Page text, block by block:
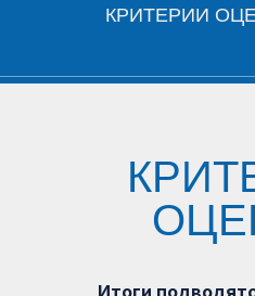
КРИТЕРИИ
Итоги